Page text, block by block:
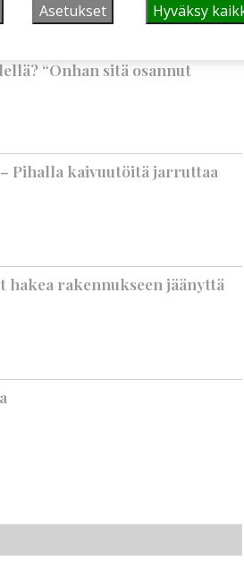
“Onhan sitä osannut
Pihalla kaivuutöitä jarruttaa
rakennukseen jäänyttä
Asetukset Hyväksy